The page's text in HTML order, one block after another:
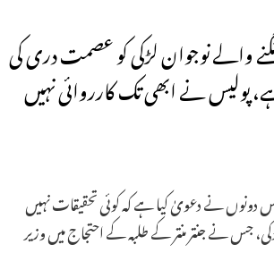
والے نوجوان لڑکی کو عصمت دری کی
پولیس نے ابھی تک کارروائی نہیں
دونوں نے دعویٰ کیا ہے کہ کوئی تحقیقات نہیں
جس نے جنتر منتر کے طلبہ کے احتجاج میں وزیر